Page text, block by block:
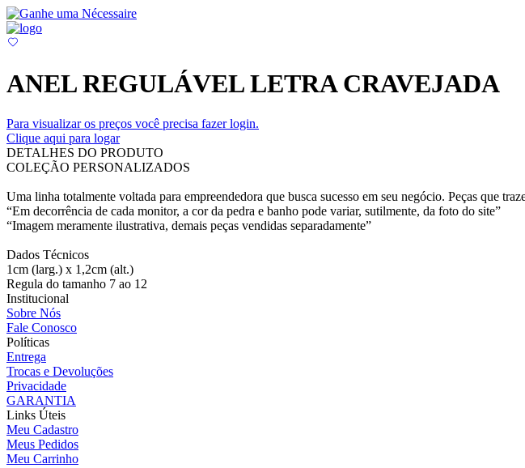
ANEL REGULÁVEL LETRA CRAVEJADA
Para visualizar os preços você precisa fazer login.
Clique aqui para logar
DETALHES DO PRODUTO
COLEÇÃO PERSONALIZADOS
Uma linha totalmente voltada para empreendedora que busca sucesso em seu negócio. Peças que
“Em decorrência de cada monitor, a cor da pedra e banho pode variar, sutilmente, da foto do site”
“Imagem meramente ilustrativa, demais peças vendidas separadamente”
Dados Técnicos
1cm (larg.) x 1,2cm (alt.)
Regula do tamanho 7 ao 12
Institucional
Sobre Nós
Fale Conosco
Políticas
Entrega
Trocas e Devoluções
Privacidade
GARANTIA
Links Úteis
Meu Cadastro
Meus Pedidos
Meu Carrinho